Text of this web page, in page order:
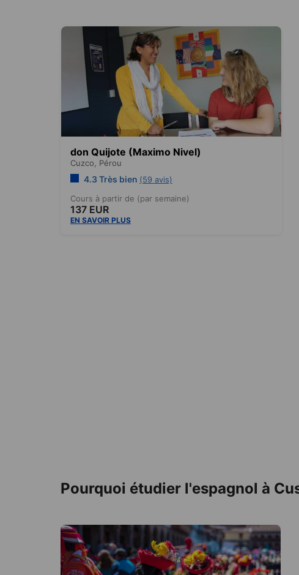
don Quijote (Maximo Nivel)
Cuzco, Pérou
4.3 Très bien (59 avis)
Cours à partir de (par semaine)
137 EUR
EN SAVOIR PLUS
Pourquoi étudier l'espagnol à